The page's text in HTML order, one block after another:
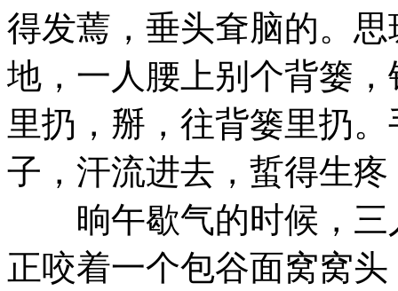
得发蔫，垂头耷脑的。
地，一人腰上别个背篓
里扔，掰，往背篓里扔
子，汗流进去，蜇得生
晌午歇气的时候，三
正咬着一个包谷面窝窝